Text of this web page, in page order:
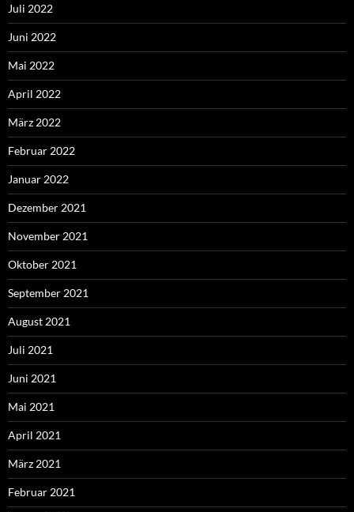
Juli 2022
Juni 2022
Mai 2022
April 2022
März 2022
Februar 2022
Januar 2022
Dezember 2021
November 2021
Oktober 2021
September 2021
August 2021
Juli 2021
Juni 2021
Mai 2021
April 2021
März 2021
Februar 2021